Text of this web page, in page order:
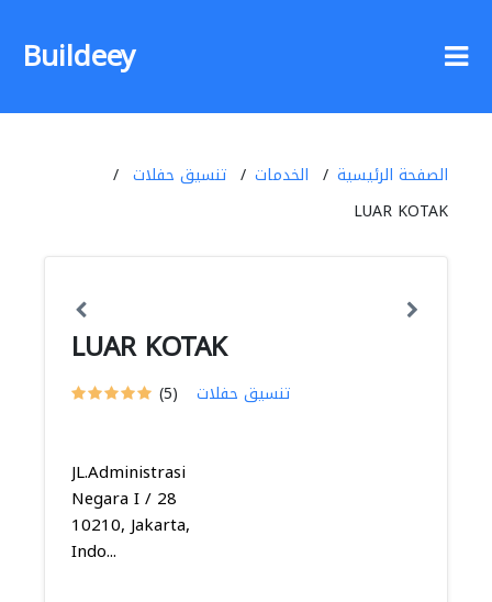
Buildeey
الصفحة الرئيسية الخدمات
تنسيق حفلات
LUAR KOTAK
LUAR KOTAK
(5) تنسيق حفلات
JL.Administrasi
Negara I / 28
10210, Jakarta,
Indo...